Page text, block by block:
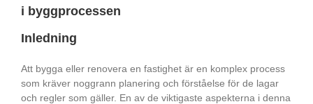
i byggprocessen
Inledning
Att bygga eller renovera en fastighet är en komplex process
som kräver noggrann planering och förståelse för de lagar
och regler som gäller. En av de viktigaste aspekterna i denna